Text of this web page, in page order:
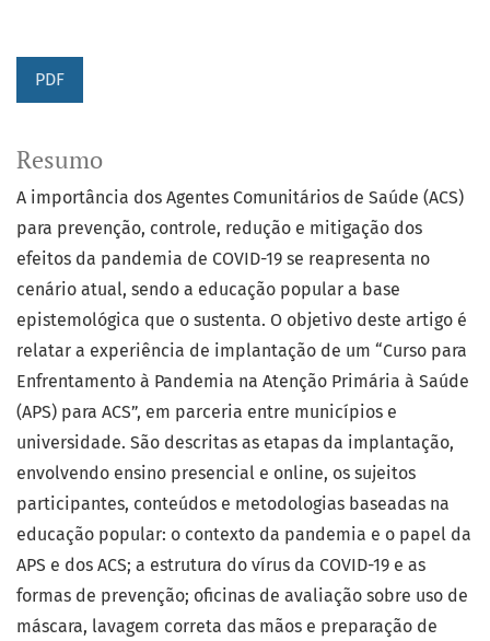
PDF
Resumo
A importância dos Agentes Comunitários de Saúde (ACS)
para prevenção, controle, redução e mitigação dos
efeitos da pandemia de COVID-19 se reapresenta no
cenário atual, sendo a educação popular a base
epistemológica que o sustenta. O objetivo deste artigo é
relatar a experiência de implantação de um “Curso para
Enfrentamento à Pandemia na Atenção Primária à Saúde
(APS) para ACS”, em parceria entre municípios e
universidade. São descritas as etapas da implantação,
envolvendo ensino presencial e online, os sujeitos
participantes, conteúdos e metodologias baseadas na
educação popular: o contexto da pandemia e o papel da
APS e dos ACS; a estrutura do vírus da COVID-19 e as
formas de prevenção; oficinas de avaliação sobre uso de
máscara, lavagem correta das mãos e preparação de